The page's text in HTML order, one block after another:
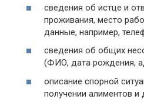
сведения об истце и
проживания, место
данные, например,
сведения об общих
(ФИО, дата рождения,
описание спорной
получении алиментов и